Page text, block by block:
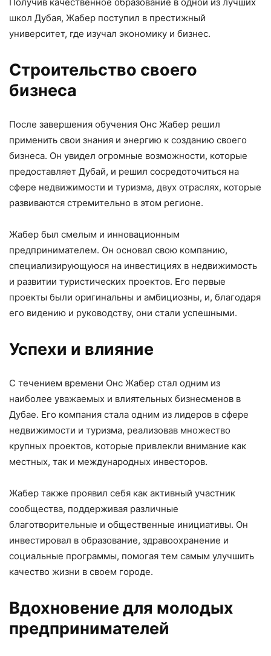
школ Дубая, Жабер поступил в престижный
университет, где изучал экономику и бизнес.
Строительство своего
бизнеса
После завершения обучения Онс Жабер решил
применить свои знания и энергию к созданию своего
бизнеса. Он увидел огромные возможности, которые
предоставляет Дубай, и решил сосредоточиться на
сфере недвижимости и туризма, двух отраслях, которые
развиваются стремительно в этом регионе.
Жабер был смелым и инновационным
предпринимателем. Он основал свою компанию,
специализирующуюся на инвестициях в недвижимость
и развитии туристических проектов. Его первые
проекты были оригинальны и амбициозны, и, благодаря
его видению и руководству, они стали успешными.
Успехи и влияние
С течением времени Онс Жабер стал одним из
наиболее уважаемых и влиятельных бизнесменов в
Дубае. Его компания стала одним из лидеров в сфере
недвижимости и туризма, реализовав множество
крупных проектов, которые привлекли внимание как
местных, так и международных инвесторов.
Жабер также проявил себя как активный участник
сообщества, поддерживая различные
благотворительные и общественные инициативы. Он
инвестировал в образование, здравоохранение и
социальные программы, помогая тем самым улучшить
качество жизни в своем городе.
Вдохновение для молодых
предпринимателей